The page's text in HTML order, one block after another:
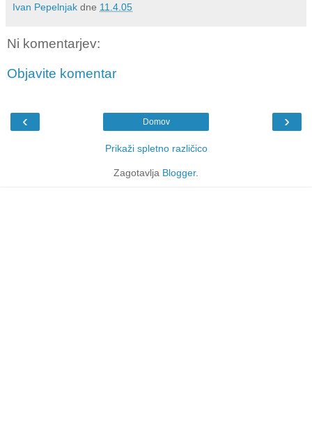
Ivan Pepelnjak dne 11.4.05
Ni komentarjev:
Objavite komentar
‹ ›
Domov
Prikaži spletno različico
Zagotavlja Blogger.